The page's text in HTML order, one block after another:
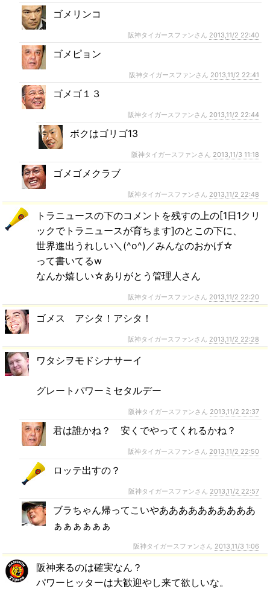
ゴメリンコ
阪神タイガースファンさん 2013,11/2 22:40
ゴメピョン
阪神タイガースファンさん 2013,11/2 22:41
ゴメゴ１３
阪神タイガースファンさん 2013,11/2 22:44
ボクはゴリゴ13
阪神タイガースファンさん 2013,11/3 11:18
ゴメゴメクラブ
阪神タイガースファンさん 2013,11/2 22:48
トラニュースの下のコメントを残すの上の[1日1クリ
ックでトラニュースが育ちます]のとこの下に、
世界進出うれしい＼(^o^)／みんなのおかげ☆
って書いてるw
なんか嬉しい☆ありがとう管理人さん
阪神タイガースファンさん 2013,11/2 22:20
ゴメス アシタ！アシタ！
阪神タイガースファンさん 2013,11/2 22:28
ワタシヲモドシナサーイ
グレートパワーミセタルデー
阪神タイガースファンさん 2013,11/2 22:37
君は誰かね？ 安くでやってくれるかね？
阪神タイガースファンさん 2013,11/2 22:50
ロッテ出すの？
阪神タイガースファンさん 2013,11/2 22:57
ブラちゃん帰ってこいやああああああああああ
ぁぁぁぁぁぁ
阪神タイガースファンさん 2013,11/3 1:06
阪神来るのは確実なん？
パワーヒッターは大歓迎やし来て欲しいな。